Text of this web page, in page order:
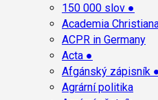
150 000 slov ●
Academia
ACPR in Germany
Acta ●
Afgánský zápisník ●
Agrární politika